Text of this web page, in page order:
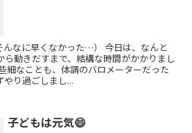
んなに早くなかった…） 今日は、なんと
ら動きだすまで、結構な時間がかかりまし
細なことも、体調のバロメーターだった
り過ごしまし...
子どもは元気😄